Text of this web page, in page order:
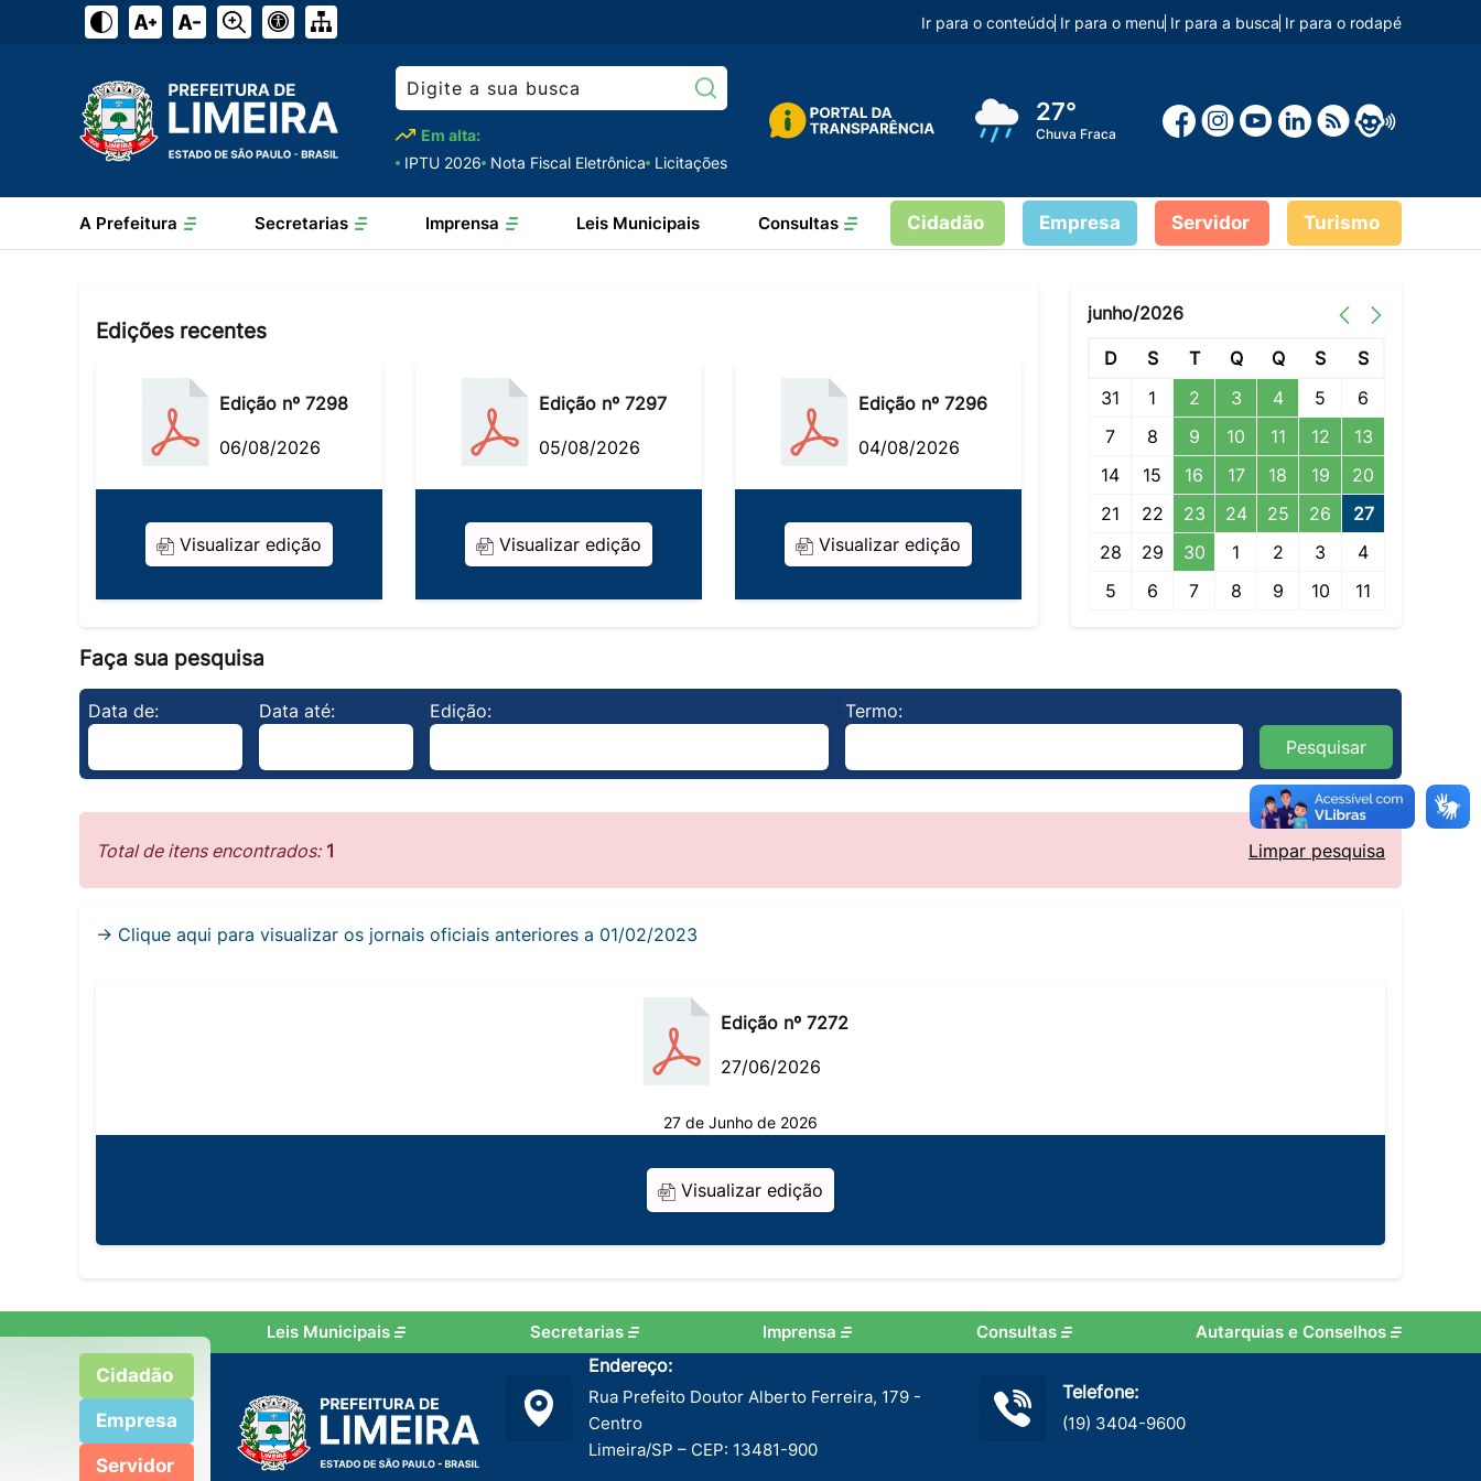
Ir para o conteúdo Ir para o menu Ir para a busca Ir para o rodapé
Em alta:
IPTU 2026 Nota Fiscal Eletrônica Licitações
27°
Chuva Fraca
Leis Municipais
A Prefeitura Secretarias Imprensa Consultas Cidadão Empresa Servidor Turismo
Edições recentes
Edição nº 7298
06/08/2026
Visualizar edição
Edição nº 7297
05/08/2026
Visualizar edição
Edição nº 7296
04/08/2026
Visualizar edição
junho/2026
D S T Q Q S
S
31
1 2 3 4 5
6
7
8 9 10 11 12
13
14
15 16 17 18 19
20
21
22 23 24 25 26
27
28
29 30 1 2 3
4
5
6 7 8 9 10 11
Faça sua pesquisa
Data de: Data até: Edição:
Termo:
Pesquisar
Total de itens encontrados: 1 Limpar pesquisa
→ Clique aqui para visualizar os jornais oficiais anteriores a 01/02/2023
Edição nº 7272
27/06/2026
27 de Junho de 2026
Visualizar edição
Leis Municipais Secretarias Imprensa Consultas Autarquias e Conselhos
Cidadão
Empresa
Servidor
Endereço:
Rua Prefeito Doutor Alberto Ferreira, 179 -
Centro
Limeira/SP – CEP: 13481-900
Telefone:
(19) 3404-9600